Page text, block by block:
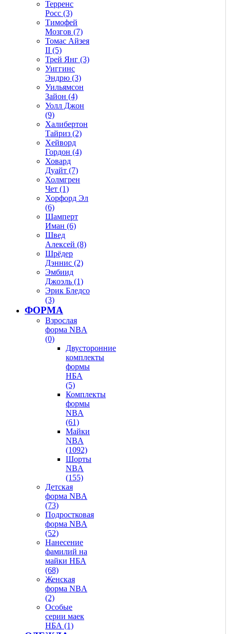
Терренс
Росс (3)
Тимофей
Мозгов (7)
Томас Айзея
II (5)
Трей Янг (3)
Уиггинс
Эндрю (3)
Уильямсон
Зайон (4)
Уолл Джон
(9)
Халибертон
Тайриз (2)
Хейворд
Гордон (4)
Ховард
Дуайт (7)
Холмгрен
Чет (1)
Хорфорд Эл
(6)
Шамперт
Иман (6)
Швед
Алексей (8)
Шрёдер
Дэннис (2)
Эмбиид
Джоэль (1)
Эрик Бледсо
(3)
ФОРМА
Взрослая
форма NBA
(0)
Двусторонние
комплекты
формы
НБА
(5)
Комплекты
формы
NBA
(61)
Майки
NBA
(1092)
Шорты
NBA
(155)
Детская
форма NBA
(73)
Подростковая
форма NBA
(52)
Нанесение
фамилий на
майки НБА
(68)
Женская
форма NBA
(2)
Особые
серии маек
НБА (1)